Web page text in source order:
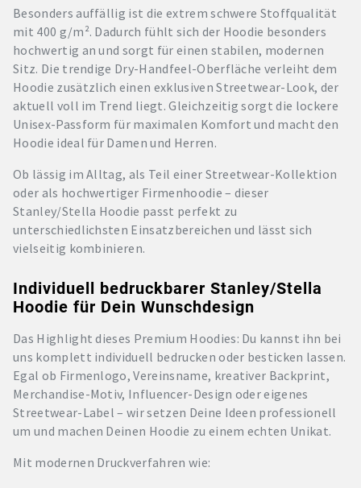
Besonders auffällig ist die extrem schwere Stoffqualität
mit 400 g/m². Dadurch fühlt sich der Hoodie besonders
hochwertig an und sorgt für einen stabilen, modernen
Sitz. Die trendige Dry-Handfeel-Oberfläche verleiht dem
Hoodie zusätzlich einen exklusiven Streetwear-Look, der
aktuell voll im Trend liegt. Gleichzeitig sorgt die lockere
Unisex-Passform für maximalen Komfort und macht den
Hoodie ideal für Damen und Herren.
Ob lässig im Alltag, als Teil einer Streetwear-Kollektion
oder als hochwertiger Firmenhoodie – dieser
Stanley/Stella Hoodie passt perfekt zu
unterschiedlichsten Einsatzbereichen und lässt sich
vielseitig kombinieren.
Individuell bedruckbarer Stanley/Stella
Hoodie für Dein Wunschdesign
Das Highlight dieses Premium Hoodies: Du kannst ihn bei
uns komplett individuell bedrucken oder besticken lassen.
Egal ob Firmenlogo, Vereinsname, kreativer Backprint,
Merchandise-Motiv, Influencer-Design oder eigenes
Streetwear-Label – wir setzen Deine Ideen professionell
um und machen Deinen Hoodie zu einem echten Unikat.
Mit modernen Druckverfahren wie: